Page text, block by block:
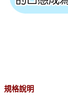
規格說明